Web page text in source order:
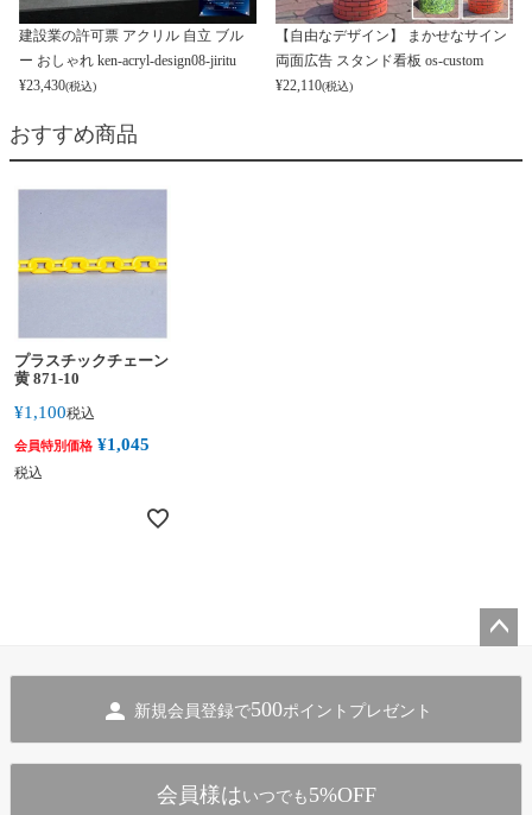
建設業の許可票 アクリル 自立 ブル
ー おしゃれ ken-acryl-design08-jiritu
¥23,430(税込)
【自由なデザイン】 まかせなサイン
両面広告 スタンド看板 os-custom
¥22,110(税込)
おすすめ商品
プラスチックチェーン
黄 871-10
¥1,100税込
会員特別価格 ¥1,045
税込
新規会員登録で500ポイントプレゼント
会員様は いつでも 5%OFF